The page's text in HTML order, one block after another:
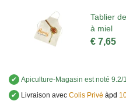
Tablier
à miel
€ 7,65
✔ Apiculture-Magasin est noté 9.2/
✔
Livraison avec Colis Privé àpd